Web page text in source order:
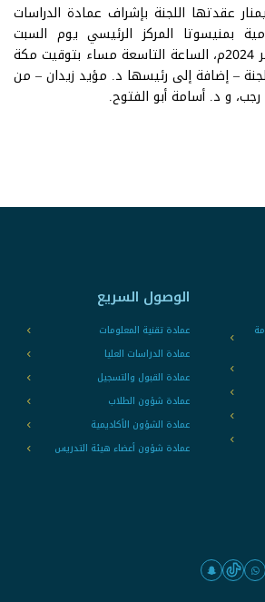
عقدتها اللجنة بإشراف عمادة الدراسات
بمنيسوتا المركز الرئيسي يوم السبت
الموافق 7 أيلول سبتمبر 2024م، الساعة التاسعة مساء بتوقيت مكة
– إضافة إلى رئيسها د. مؤيد زيدان – من
و د. أسامة أبو الفتوح.
الوصول السريع
عمادة تقنية المعلومات
عمادة الدراسات العليا
عمادة القبول والتسجيل
عمادة شؤون الطلاب
عمادة الشؤون الأكاديمية
عمادة شؤون أعضاء هيئة التدريس